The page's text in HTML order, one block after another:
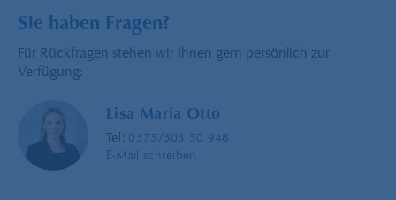
Sie haben Fragen?
Für Rückfragen stehen wir Ihnen gern persönlich zur
Verfügung:
Lisa Maria Otto
Tel: 0375/303 50 948
E-Mail schreiben